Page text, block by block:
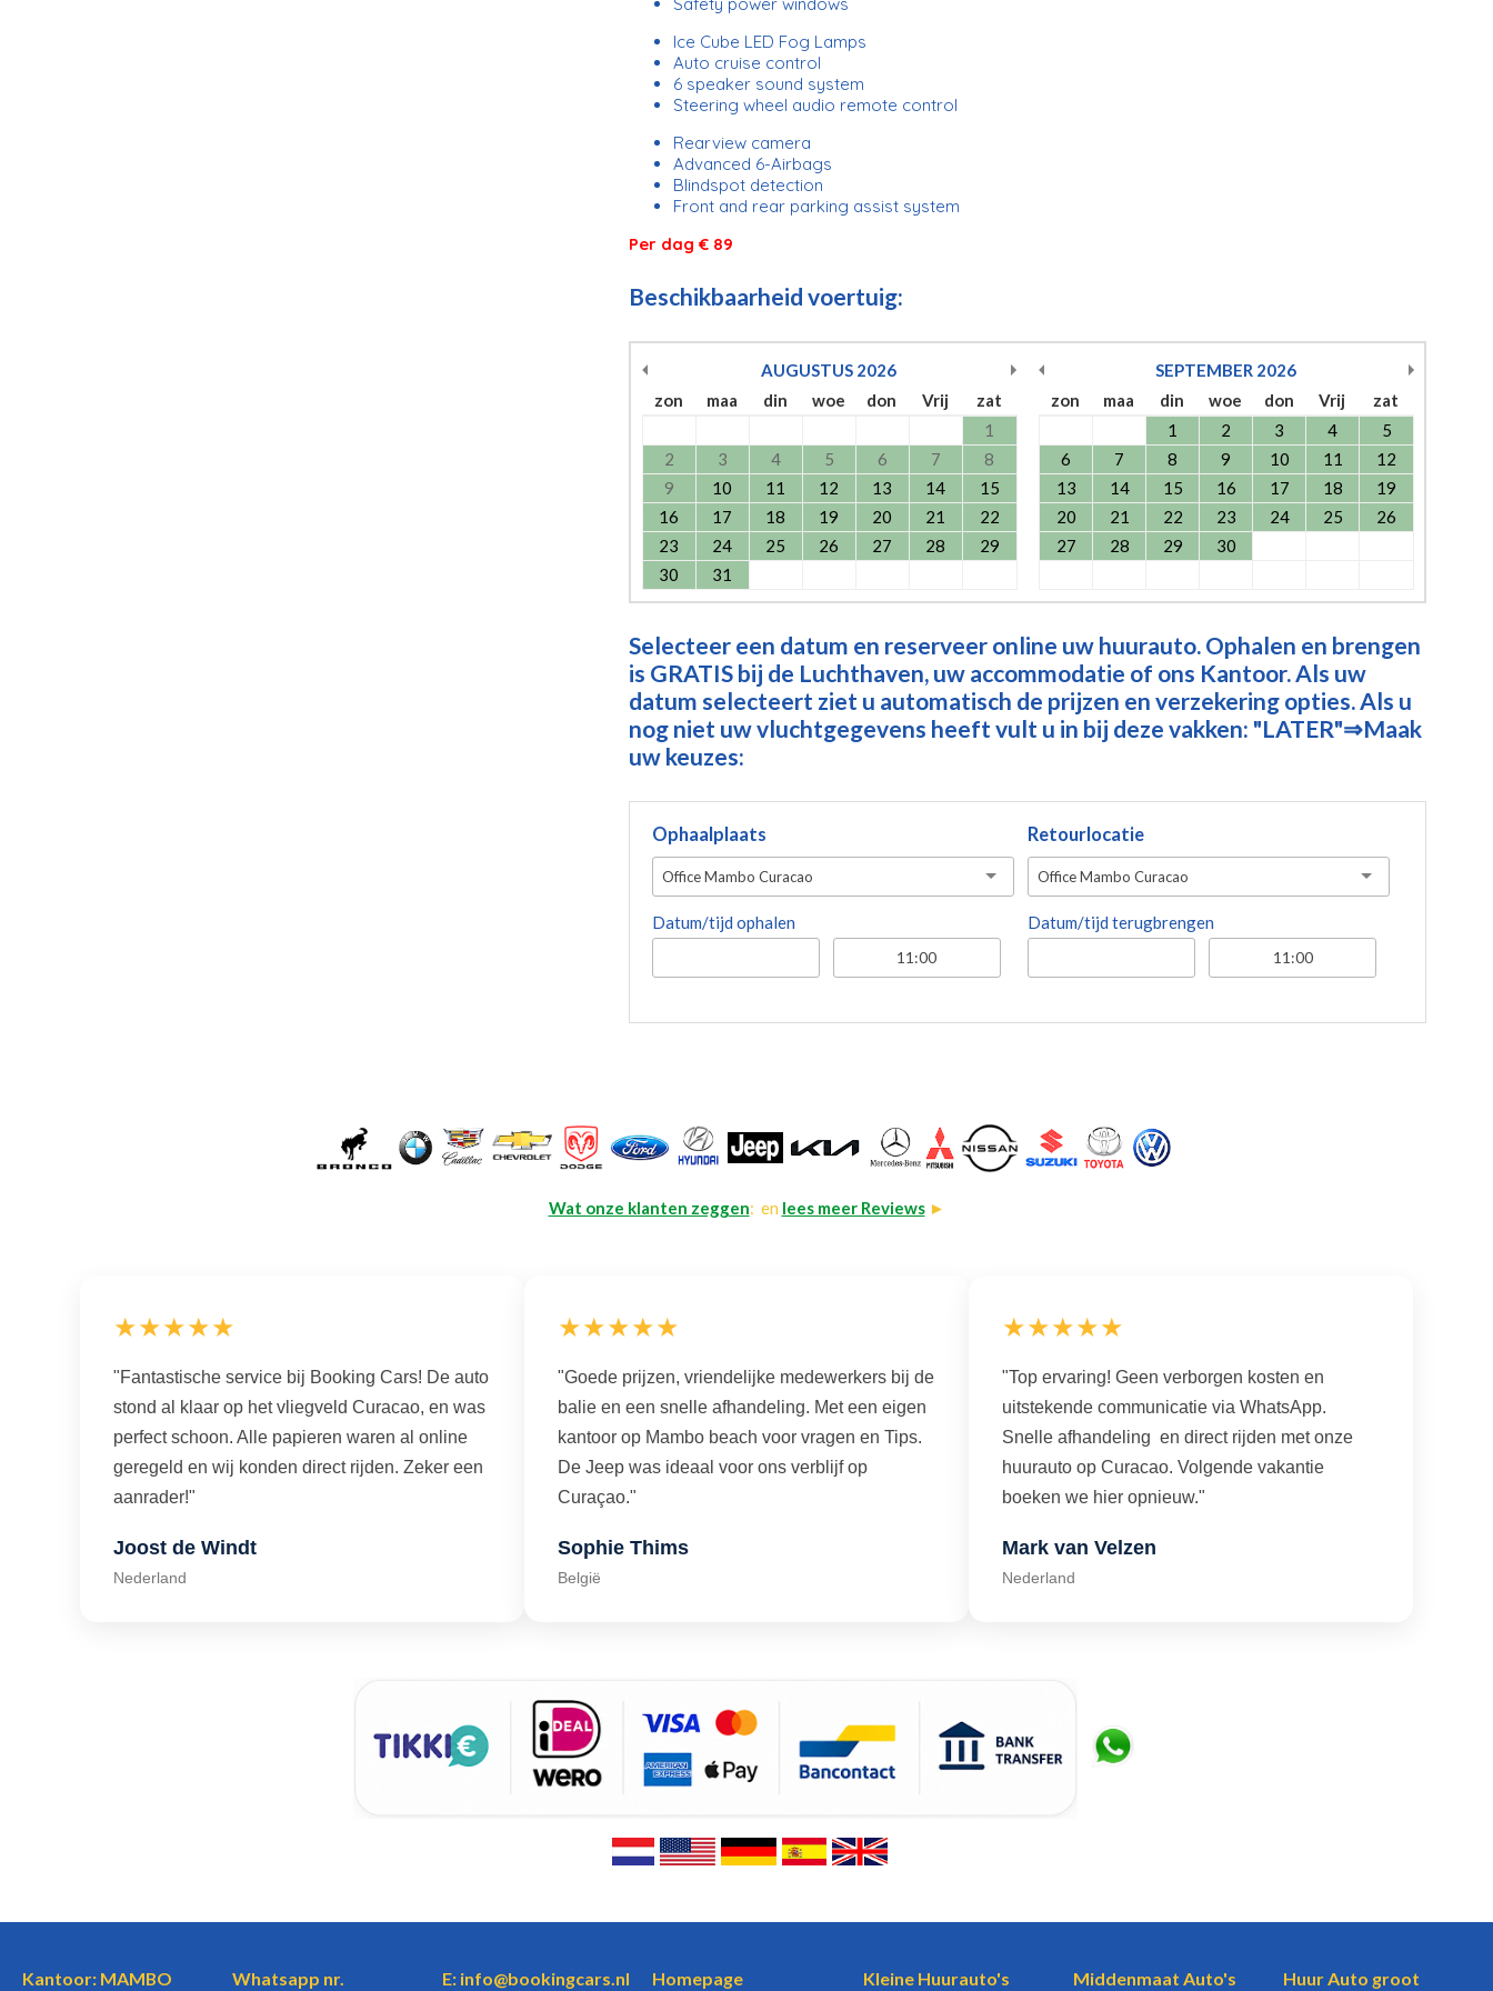
Ice Cube LED Fog Lamps
Auto cruise control
6 speaker sound system
Steering wheel audio remote control
Rearview camera
Advanced 6-Airbags
Blindspot detection
Front and rear parking assist system
Per dag € 89
Beschikbaarheid voertuig:
AUGUSTUS 2026
zon
maa din woe don Vrij
zat
1
2
3 4 5 6 7
8
9
10 11 12 13 14
15
16
17 18 19 20 21
22
23
24 25 26 27 28
29
30
31
SEPTEMBER 2026
zon
maa din woe don Vrij
zat
1
2 3 4
5
6
7 8 9 10 11
12
13
14 15 16 17 18
19
20
21 22 23 24 25
26
27
28 29 30
Selecteer een datum en reserveer online uw huurauto. Ophalen en brengen
is GRATIS bij de Luchthaven, uw accommodatie of ons Kantoor. Als uw
datum selecteert ziet u automatisch de prijzen en verzekering opties. Als u
nog niet uw vluchtgegevens heeft vult u in bij deze vakken: "LATER"⇒Maak
uw keuzes:
Ophaalplaats
Office Mambo Curacao
Datum/tijd ophalen
Retourlocatie
Office Mambo Curacao
Datum/tijd terugbrengen
Wat onze klanten zeggen: en lees meer Reviews►
★★★★★
"Fantastische service bij Booking Cars! De auto
stond al klaar op het vliegveld Curacao, en was
perfect schoon. Alle papieren waren al online
geregeld en wij konden direct rijden. Zeker een
aanrader!"
Joost de Windt
Nederland
★★★★★
"Goede prijzen, vriendelijke medewerkers bij de
balie en een snelle afhandeling. Met een eigen
kantoor op Mambo beach voor vragen en Tips.
De Jeep was ideaal voor ons verblijf op
Curaçao."
Sophie Thims
België
★★★★★
"Top ervaring! Geen verborgen kosten en
uitstekende communicatie via WhatsApp.
Snelle afhandeling en direct rijden met onze
huurauto op Curacao. Volgende vakantie
boeken we hier opnieuw."
Mark van Velzen
Nederland
Kantoor: MAMBO Whatsapp nr. E: info@bookingcars.nl Homepage Kleine Huurauto's Middenmaat Auto's Huur Auto groot